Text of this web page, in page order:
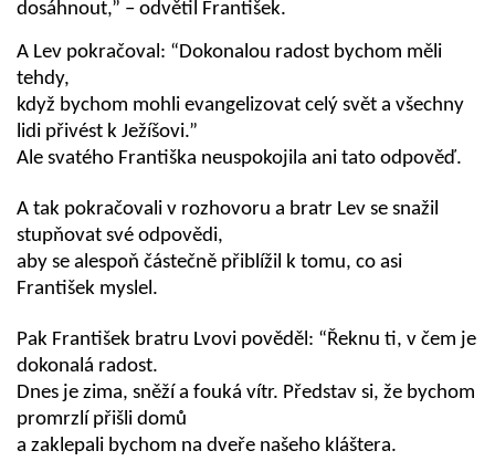
dosáhnout,” – odvětil František.
A Lev pokračoval: “Dokonalou radost bychom měli
tehdy,
když bychom mohli evangelizovat celý svět a všechny
lidi přivést k Ježíšovi.”
Ale svatého Františka neuspokojila ani tato odpověď.
A tak pokračovali v rozhovoru a bratr Lev se snažil
stupňovat své odpovědi,
aby se alespoň částečně přiblížil k tomu, co asi
František myslel.
Pak František bratru Lvovi pověděl: “Řeknu ti, v čem je
dokonalá radost.
Dnes je zima, sněží a fouká vítr. Představ si, že bychom
promrzlí přišli domů
a zaklepali bychom na dveře našeho kláštera.